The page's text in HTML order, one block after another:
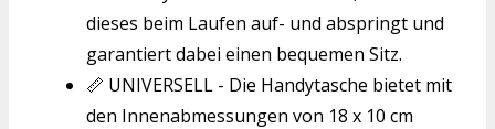
dieses beim Laufen auf- und abspringt und
garantiert dabei einen bequemen Sitz.
📏 UNIVERSELL - Die Handytasche bietet mit
den Innenabmessungen von 18 x 10 cm